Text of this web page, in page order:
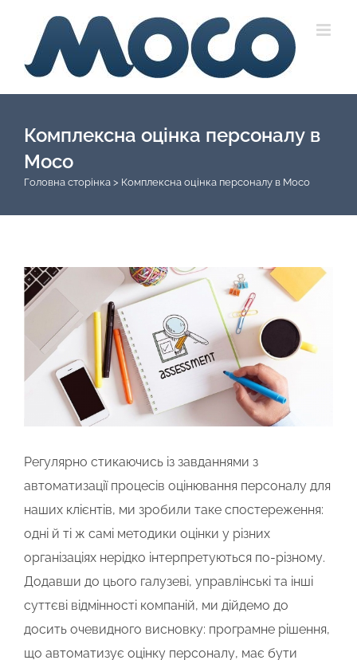
content
Комплексна оцінка персоналу в
Мосо
Головна сторінка > Комплексна оцінка персоналу в Мосо
View
Larger
Image
Регулярно стикаючись із завданнями з
автоматизації процесів оцінювання персоналу для
наших клієнтів, ми зробили таке спостереження:
одні й ті ж самі методики оцінки у різних
організаціях нерідко інтерпретуються по-різному.
Додавши до цього галузеві, управлінські та інші
суттєві відмінності компаній, ми дійдемо до
досить очевидного висновку: програмне рішення,
що автоматизує оцінку персоналу, має бути